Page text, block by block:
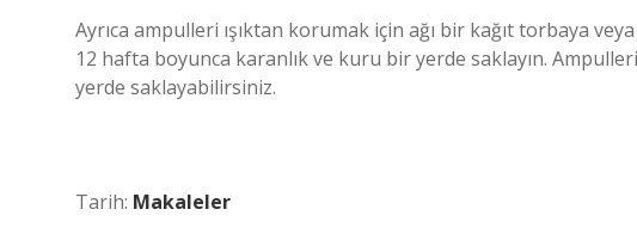
Ayrıca ampulleri ışıktan korumak için ağı bir kağıt torbaya
12 hafta boyunca karanlık ve kuru bir yerde saklayın.
yerde saklayabilirsiniz.
Tarih: Makaleler